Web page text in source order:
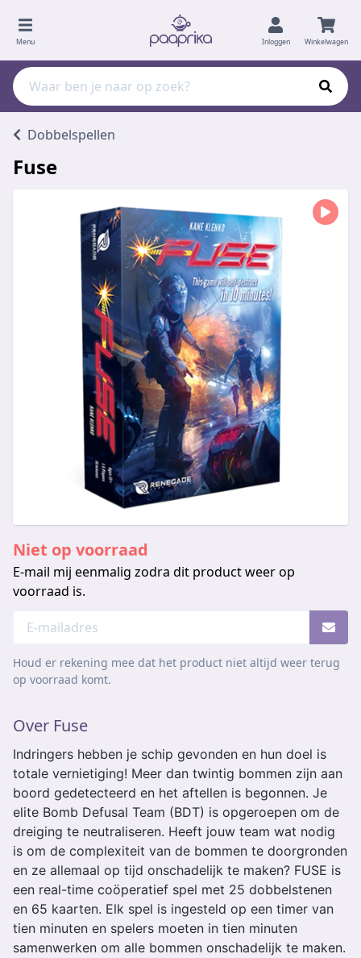
Menu Inloggen Winkelwagen
Dobbelspellen
Fuse
Niet op voorraad
E-mail mij eenmalig zodra dit product weer op
voorraad is.
Houd er rekening mee dat het product niet altijd weer terug
op voorraad komt.
Over Fuse
Indringers hebben je schip gevonden en hun doel is
totale vernietiging! Meer dan twintig bommen zijn aan
boord gedetecteerd en het aftellen is begonnen. Je
elite Bomb Defusal Team (BDT) is opgeroepen om de
dreiging te neutraliseren. Heeft jouw team wat nodig
is om de complexiteit van de bommen te doorgronden
en ze allemaal op tijd onschadelijk te maken? FUSE is
een real-time coöperatief spel met 25 dobbelstenen
en 65 kaarten. Elk spel is ingesteld op een timer van
tien minuten en spelers moeten in tien minuten
samenwerken om alle bommen onschadelijk te maken.